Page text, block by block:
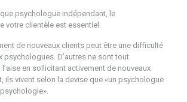
psychologue indépendant, le
votre clientèle est essentiel.
de nouveaux clients peut être une difficulté
psychologues. D’autres ne sont tout
en sollicitant activement de nouveaux
ils vivent selon la devise que «un psychologue